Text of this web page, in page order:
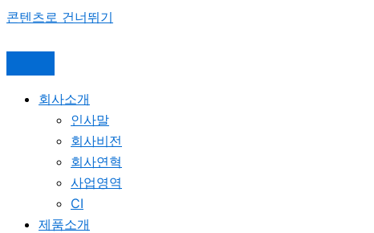
콘텐츠로 건너뛰기
회사소개
인사말
회사비전
회사연혁
사업영역
CI
제품소개